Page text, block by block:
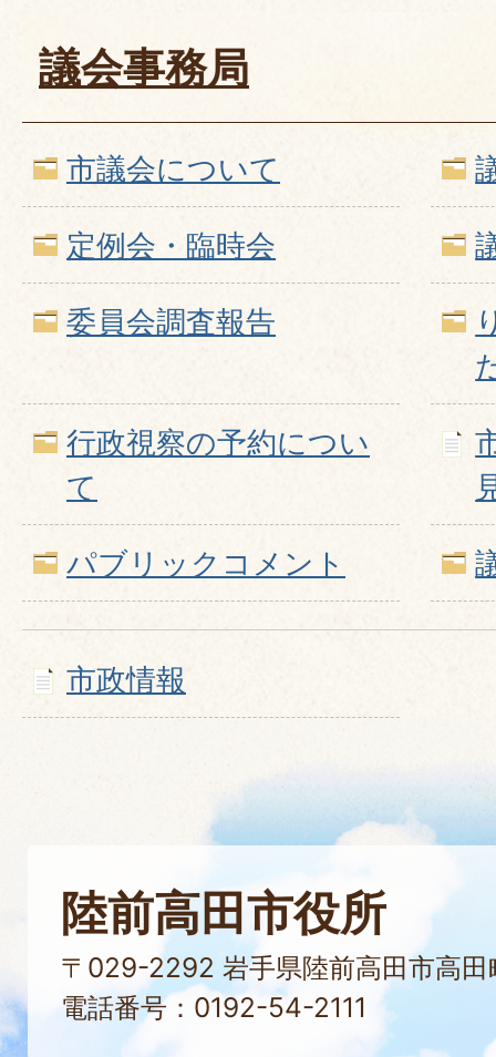
議会事務局
市議会について
定例会・臨時会
委員会調査報告
行政視察の予約につい
て
パブリックコメント
市政情報
陸前高田市役所
〒029-2292 岩手県陸前高田市高田
電話番号：0192-54-2111